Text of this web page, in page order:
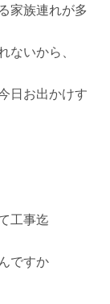
家族連れが多
ないから、
日お出かけす
工事迄
ですか